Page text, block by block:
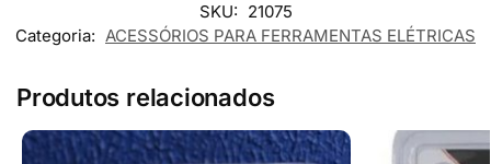
SKU: 21075
Categoria: ACESSÓRIOS PARA FERRAMENTAS ELÉTRICAS
Produtos relacionados